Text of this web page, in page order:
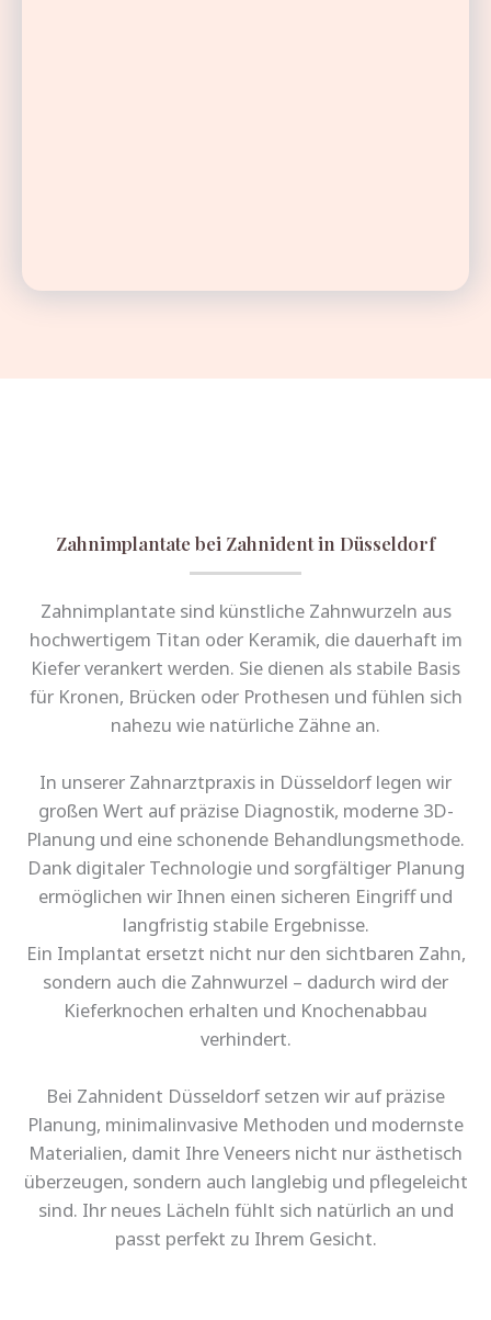
Zahnimplantate bei Zahnident in Düsseldorf
Zahnimplantate sind künstliche Zahnwurzeln aus
hochwertigem Titan oder Keramik, die dauerhaft im
Kiefer verankert werden. Sie dienen als stabile Basis
für Kronen, Brücken oder Prothesen und fühlen sich
nahezu wie natürliche Zähne an.
In unserer Zahnarztpraxis in Düsseldorf legen wir
großen Wert auf präzise Diagnostik, moderne 3D-
Planung und eine schonende Behandlungsmethode.
Dank digitaler Technologie und sorgfältiger Planung
ermöglichen wir Ihnen einen sicheren Eingriff und
langfristig stabile Ergebnisse.
Ein Implantat ersetzt nicht nur den sichtbaren Zahn,
sondern auch die Zahnwurzel – dadurch wird der
Kieferknochen erhalten und Knochenabbau
verhindert.
Bei Zahnident Düsseldorf setzen wir auf präzise
Planung, minimalinvasive Methoden und modernste
Materialien, damit Ihre Veneers nicht nur ästhetisch
überzeugen, sondern auch langlebig und pflegeleicht
sind. Ihr neues Lächeln fühlt sich natürlich an und
passt perfekt zu Ihrem Gesicht.